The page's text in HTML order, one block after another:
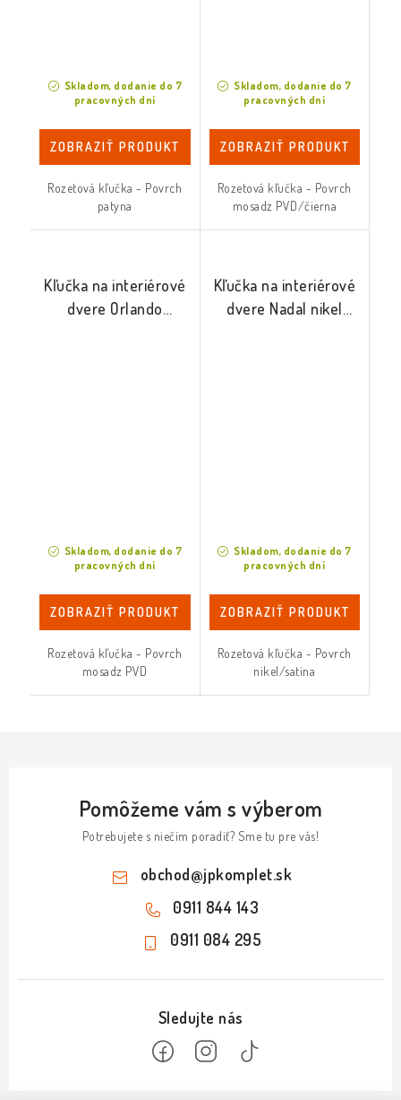
Skladom, dodanie do 7
pracovných dní
ZOBRAZIŤ PRODUKT
Rozetová kľučka - Povrch
patyna
Skladom, dodanie do 7
pracovných dní
ZOBRAZIŤ PRODUKT
Rozetová kľučka - Povrch
mosadz PVD/čierna
Kľučka na interiérové
dvere Orlando
Skladom, dodanie do 7
pracovných dní
ZOBRAZIŤ PRODUKT
Rozetová kľučka - Povrch
mosadz PVD
Kľučka na interiérové
dvere Nadal nikel
Skladom, dodanie do 7
pracovných dní
ZOBRAZIŤ PRODUKT
Rozetová kľučka - Povrch
nikel/satina
Pomôžeme vám s výberom
Potrebujete s niečím poradiť? Sme tu pre vás!
obchod@jpkomplet.sk
0911 844 143
0911 084 295